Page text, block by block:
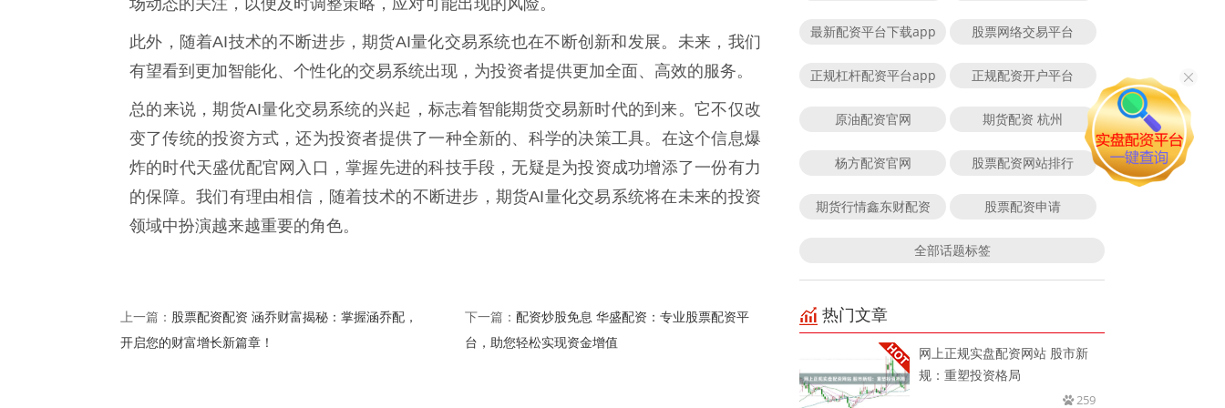
此外，随着AI技术的不断进步，期货AI量化交易系统也在不断创新和发展。未来，我们
有望看到更加智能化、个性化的交易系统出现，为投资者提供更加全面、高效的服务。
总的来说，期货AI量化交易系统的兴起，标志着智能期货交易新时代的到来。它不仅改
变了传统的投资方式，还为投资者提供了一种全新的、科学的决策工具。在这个信息爆
炸的时代天盛优配官网入口，掌握先进的科技手段，无疑是为投资成功增添了一份有力
的保障。我们有理由相信，随着技术的不断进步，期货AI量化交易系统将在未来的投资
领域中扮演越来越重要的角色。
上一篇： 股票配资配资 涵乔财富揭秘：掌握涵乔配，
开启您的财富增长新篇章！
下一篇： 配资炒股免息 华盛配资：专业股票配资平
台，助您轻松实现资金增值
最新配资平台下载app 股票网络交易平台
正规杠杆配资平台app 正规配资开户平台
原油配资官网 期货配资 杭州
杨方配资官网 股票配资网站排行
期货行情鑫东财配资 股票配资申请
全部话题标签
热门文章
网上正规实盘配资网站 股市新
规：重塑投资格局
259